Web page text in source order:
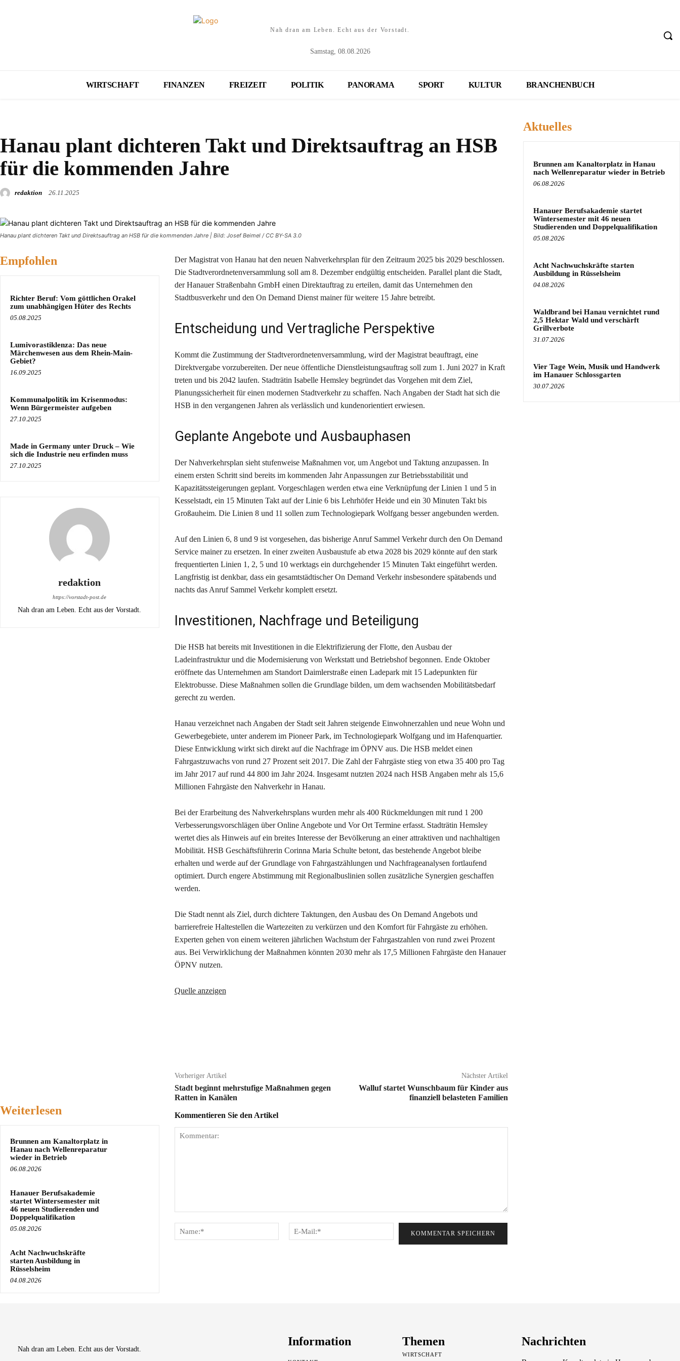
Nah dran am Leben. Echt aus der Vorstadt.
Samstag, 08.08.2026
WIRTSCHAFT FINANZEN FREIZEIT POLITIK PANORAMA SPORT KULTUR BRANCHENBUCH
Hanau plant dichteren Takt und Direktsauftrag an HSB
für die kommenden Jahre
redaktion 26.11.2025
Hanau plant dichteren Takt und Direktsauftrag an HSB für die kommenden Jahre | Bild: Josef Beimel / CC BY-SA 3.0
Empfohlen
Richter Beruf: Vom göttlichen Orakel
zum unabhängigen Hüter des Rechts
05.08.2025
Lumivorastiklenza: Das neue
Märchenwesen aus dem Rhein-Main-
Gebiet?
16.09.2025
Kommunalpolitik im Krisenmodus:
Wenn Bürgermeister aufgeben
27.10.2025
Made in Germany unter Druck – Wie
sich die Industrie neu erfinden muss
27.10.2025
redaktion
https://vorstadt-post.de
Nah dran am Leben. Echt aus der Vorstadt.
Der Magistrat von Hanau hat den neuen Nahverkehrsplan für den Zeitraum 2025 bis 2029 beschlossen.
Die Stadtverordnetenversammlung soll am 8. Dezember endgültig entscheiden. Parallel plant die Stadt,
der Hanauer Straßenbahn GmbH einen Direktauftrag zu erteilen, damit das Unternehmen den
Stadtbusverkehr und den On Demand Dienst mainer für weitere 15 Jahre betreibt.
Entscheidung und Vertragliche Perspektive
Kommt die Zustimmung der Stadtverordnetenversammlung, wird der Magistrat beauftragt, eine
Direktvergabe vorzubereiten. Der neue öffentliche Dienstleistungsauftrag soll zum 1. Juni 2027 in Kraft
treten und bis 2042 laufen. Stadträtin Isabelle Hemsley begründet das Vorgehen mit dem Ziel,
Planungssicherheit für einen modernen Stadtverkehr zu schaffen. Nach Angaben der Stadt hat sich die
HSB in den vergangenen Jahren als verlässlich und kundenorientiert erwiesen.
Geplante Angebote und Ausbauphasen
Der Nahverkehrsplan sieht stufenweise Maßnahmen vor, um Angebot und Taktung anzupassen. In
einem ersten Schritt sind bereits im kommenden Jahr Anpassungen zur Betriebsstabilität und
Kapazitätssteigerungen geplant. Vorgeschlagen werden etwa eine Verknüpfung der Linien 1 und 5 in
Kesselstadt, ein 15 Minuten Takt auf der Linie 6 bis Lehrhöfer Heide und ein 30 Minuten Takt bis
Großauheim. Die Linien 8 und 11 sollen zum Technologiepark Wolfgang besser angebunden werden.
Auf den Linien 6, 8 und 9 ist vorgesehen, das bisherige Anruf Sammel Verkehr durch den On Demand
Service mainer zu ersetzen. In einer zweiten Ausbaustufe ab etwa 2028 bis 2029 könnte auf den stark
frequentierten Linien 1, 2, 5 und 10 werktags ein durchgehender 15 Minuten Takt eingeführt werden.
Langfristig ist denkbar, dass ein gesamtstädtischer On Demand Verkehr insbesondere spätabends und
nachts das Anruf Sammel Verkehr komplett ersetzt.
Investitionen, Nachfrage und Beteiligung
Die HSB hat bereits mit Investitionen in die Elektrifizierung der Flotte, den Ausbau der
Ladeinfrastruktur und die Modernisierung von Werkstatt und Betriebshof begonnen. Ende Oktober
eröffnete das Unternehmen am Standort Daimlerstraße einen Ladepark mit 15 Ladepunkten für
Elektrobusse. Diese Maßnahmen sollen die Grundlage bilden, um dem wachsenden Mobilitätsbedarf
gerecht zu werden.
Hanau verzeichnet nach Angaben der Stadt seit Jahren steigende Einwohnerzahlen und neue Wohn und
Gewerbegebiete, unter anderem im Pioneer Park, im Technologiepark Wolfgang und im Hafenquartier.
Diese Entwicklung wirkt sich direkt auf die Nachfrage im ÖPNV aus. Die HSB meldet einen
Fahrgastzuwachs von rund 27 Prozent seit 2017. Die Zahl der Fahrgäste stieg von etwa 35 400 pro Tag
im Jahr 2017 auf rund 44 800 im Jahr 2024. Insgesamt nutzten 2024 nach HSB Angaben mehr als 15,6
Millionen Fahrgäste den Nahverkehr in Hanau.
Bei der Erarbeitung des Nahverkehrsplans wurden mehr als 400 Rückmeldungen mit rund 1 200
Verbesserungsvorschlägen über Online Angebote und Vor Ort Termine erfasst. Stadträtin Hemsley
wertet dies als Hinweis auf ein breites Interesse der Bevölkerung an einer attraktiven und nachhaltigen
Mobilität. HSB Geschäftsführerin Corinna Maria Schulte betont, das bestehende Angebot bleibe
erhalten und werde auf der Grundlage von Fahrgastzählungen und Nachfrageanalysen fortlaufend
optimiert. Durch engere Abstimmung mit Regionalbuslinien sollen zusätzliche Synergien geschaffen
werden.
Die Stadt nennt als Ziel, durch dichtere Taktungen, den Ausbau des On Demand Angebots und
barrierefreie Haltestellen die Wartezeiten zu verkürzen und den Komfort für Fahrgäste zu erhöhen.
Experten gehen von einem weiteren jährlichen Wachstum der Fahrgastzahlen von rund zwei Prozent
aus. Bei Verwirklichung der Maßnahmen könnten 2030 mehr als 17,5 Millionen Fahrgäste den Hanauer
ÖPNV nutzen.
Quelle anzeigen
Vorheriger Artikel
Stadt beginnt mehrstufige Maßnahmen gegen
Ratten in Kanälen
Nächster Artikel
Walluf startet Wunschbaum für Kinder aus
finanziell belasteten Familien
Weiterlesen
Brunnen am Kanaltorplatz in
Hanau nach Wellenreparatur
wieder in Betrieb
06.08.2026
Hanauer Berufsakademie
startet Wintersemester mit
46 neuen Studierenden und
Doppelqualifikation
05.08.2026
Acht Nachwuchskräfte
starten Ausbildung in
Rüsselsheim
04.08.2026
Kommentieren Sie den Artikel
Name:*
Mail:*
Aktuelles
Brunnen am Kanaltorplatz in Hanau
nach Wellenreparatur wieder in Betrieb
06.08.2026
Hanauer Berufsakademie startet
Wintersemester mit 46 neuen
Studierenden und Doppelqualifikation
05.08.2026
Acht Nachwuchskräfte starten
Ausbildung in Rüsselsheim
04.08.2026
Waldbrand bei Hanau vernichtet rund
2,5 Hektar Wald und verschärft
Grillverbote
31.07.2026
Vier Tage Wein, Musik und Handwerk
im Hanauer Schlossgarten
30.07.2026
Nah dran am Leben. Echt aus der Vorstadt.
Information Themen
WIRTSCHAFT
Nachrichten